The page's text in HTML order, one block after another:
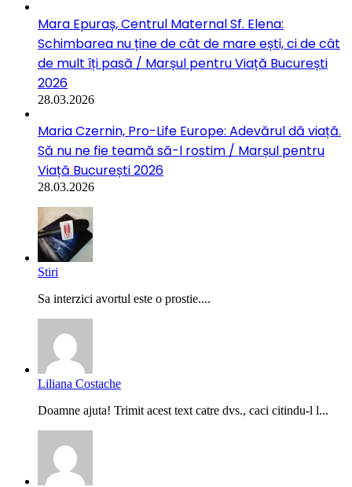
Mara Epuraș, Centrul Maternal Sf. Elena:
Schimbarea nu ține de cât de mare ești, ci de cât
de mult îți pasă / Marșul pentru Viață București
2026
28.03.2026
Maria Czernin, Pro-Life Europe: Adevărul dă viață.
Să nu ne fie teamă să-l rostim / Marșul pentru
Viață București 2026
28.03.2026
Stiri
Sa interzici avortul este o prostie....
Liliana Costache
Doamne ajuta! Trimit acest text catre dvs., caci citindu-l l...